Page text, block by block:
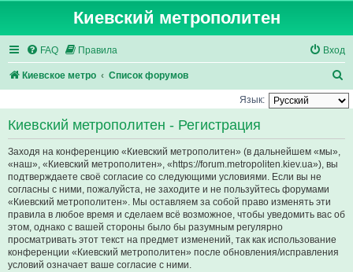
Киевский метрополитен
FAQ Правила Вход
Киевское метро Список форумов
о
с
Язык:
Киевский метрополитен - Регистрация
Заходя на конференцию «Киевский метрополитен» (в дальнейшем «мы»,
«наш», «Киевский метрополитен», «https://forum.metropoliten.kiev.ua»), вы
подтверждаете своё согласие со следующими условиями. Если вы не
согласны с ними, пожалуйста, не заходите и не пользуйтесь форумами
«Киевский метрополитен». Мы оставляем за собой право изменять эти
правила в любое время и сделаем всё возможное, чтобы уведомить вас об
этом, однако с вашей стороны было бы разумным регулярно
просматривать этот текст на предмет изменений, так как использование
конференции «Киевский метрополитен» после обновления/исправления
условий означает ваше согласие с ними.